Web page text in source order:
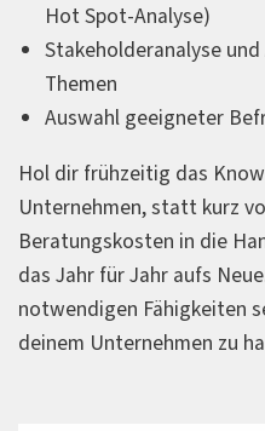
Hot Spot-Analyse)
Stakeholderanalyse
Themen
Auswahl geeigneter
Hol dir frühzeitig das
Unternehmen, statt kurz
Beratungskosten in die
das Jahr für Jahr aufs
notwendigen Fähigkeiten
deinem Unternehmen zu